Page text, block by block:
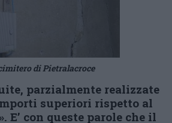
di Pietralacroce
parzialmente realizzate
superiori rispetto al
E’ con queste parole che il